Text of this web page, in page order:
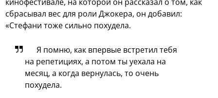
сбрасывал вес для роли Джокера, он добавил:
«Стефани тоже сильно похудела.
Я помню, как впервые встретил тебя
на репетициях, а потом ты уехала на
месяц, а когда вернулась, то очень
похудела.